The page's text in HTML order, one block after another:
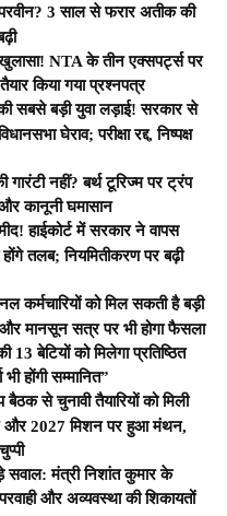
3 साल से फरार अतीक की
NTA के तीन एक्सपर्ट्स पर
किया गया प्रश्नपत्र
सबसे बड़ी युवा लड़ाई! सरकार से
घेराव; परीक्षा रद्द, निष्पक्ष
नहीं? बर्थ टूरिज्म पर ट्रंप
कानूनी घमासान
हाईकोर्ट में सरकार ने वापस
तलब; नियमितीकरण पर बढ़ी
को मिल सकती है बड़ी
मानसून सत्र पर भी होगा फैसला
बेटियों को मिलेगा प्रतिष्ठित
होंगी सम्मानित”
से चुनावी तैयारियों को मिली
2027 मिशन पर हुआ मंथन,
सवाल: मंत्री निशांत कुमार के
और अव्यवस्था की शिकायतों